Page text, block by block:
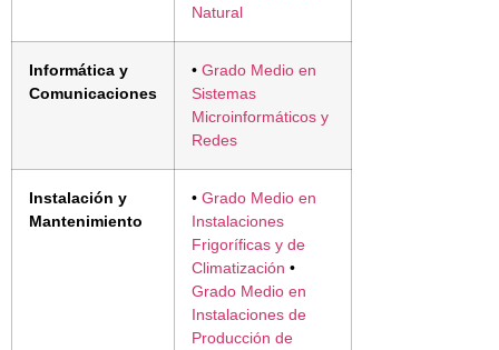
Natural
Informática y
Comunicaciones
• Grado Medio en
Sistemas
Microinformáticos y
Redes
Instalación y
Mantenimiento
• Grado Medio en
Instalaciones
Frigoríficas y de
Climatización •
Grado Medio en
Instalaciones de
Producción de